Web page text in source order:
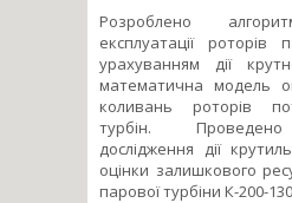
Розроблено
експлуатації роторів
урахуванням дії
математична модель
коливань роторів
турбін. Проведено
дослідження дії
оцінки залишкового
парової турбіни К-200-